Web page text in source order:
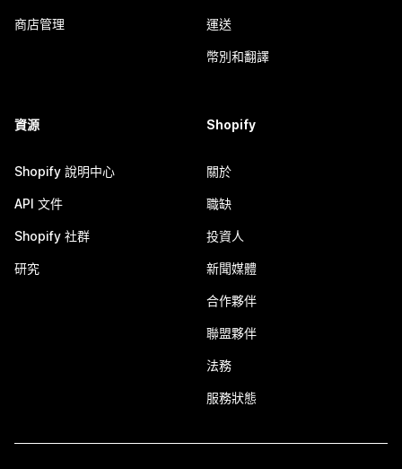
商店管理 運送
幣別和翻譯
資源
Shopify 說明中心
API 文件
Shopify 社群
研究
Shopify
關於
職缺
投資人
新聞媒體
合作夥伴
聯盟夥伴
法務
服務狀態